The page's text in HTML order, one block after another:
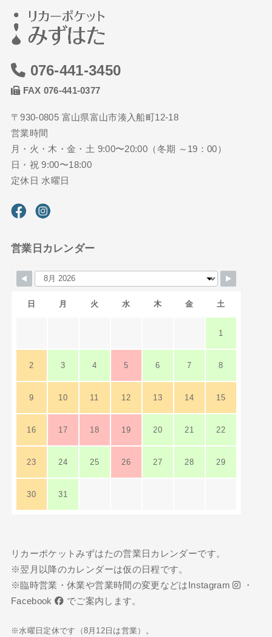
076-441-3450
FAX 076-441-0377
〒930-0805 富山県富山市湊入船町12-18
営業時間
月・火・木・金・土 9:00〜20:00（冬期 ～19：00）
日・祝 9:00〜18:00
定休日 水曜日
営業日カレンダー
日 月 火 水 木 金 土
1
2 3 4 5 6 7 8
9 10 11 12 13 14 15
16 17 18 19 20 21 22
23 24 25 26 27 28 29
30 31
リカーポケットみずはたの営業日カレンダーです。
※翌月以降のカレンダーは仮の日程です。
※臨時営業・休業や営業時間の変更などは Instagram
・
Facebook
でご案内します。
※水曜日定休です（8月12日は営業）。